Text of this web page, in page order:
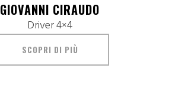
GIOVANNI CIRAUDO
Driver 4×4
SCOPRI DI PIÙ